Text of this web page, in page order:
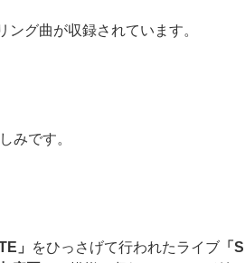
ング曲が収録されています。
みです。
」 をひっさげて行われたライブ 「